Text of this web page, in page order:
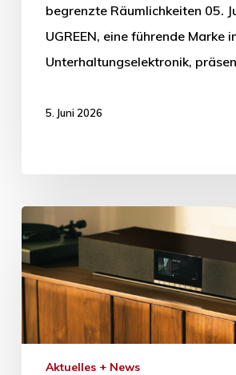
begrenzte Räumlichkeiten 05.
UGREEN, eine führende Marke
Unterhaltungselektronik,
5. Juni 2026
Aktuelles + News